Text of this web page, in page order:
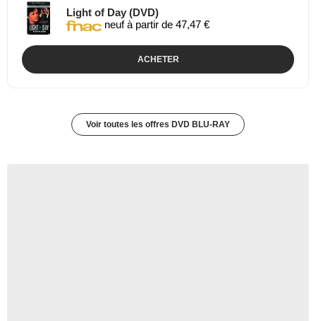
Light of Day (DVD)
neuf à partir de 47,47 €
ACHETER
Voir toutes les offres DVD BLU-RAY